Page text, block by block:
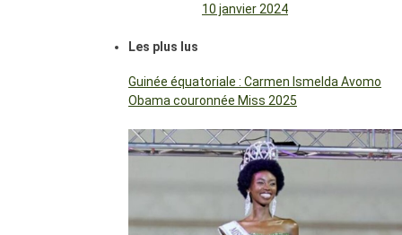
10 janvier 2024
Les plus lus
Guinée équatoriale : Carmen Ismelda Avomo
Obama couronnée Miss 2025